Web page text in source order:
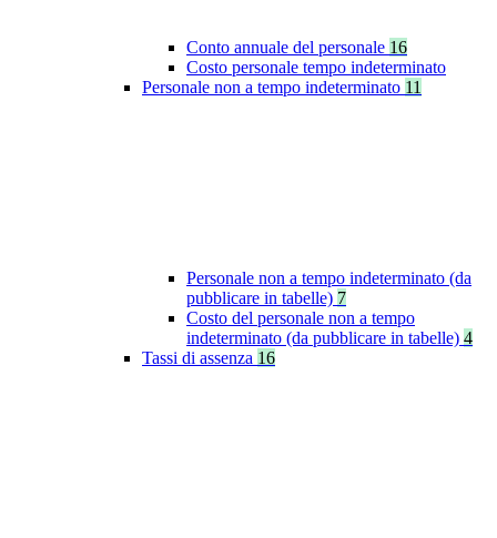
Conto annuale del personale 16
Costo personale tempo indeterminato
Personale non a tempo indeterminato 11
Personale non a tempo indeterminato (da
pubblicare in tabelle) 7
Costo del personale non a tempo
indeterminato (da pubblicare in tabelle) 4
Tassi di assenza 16